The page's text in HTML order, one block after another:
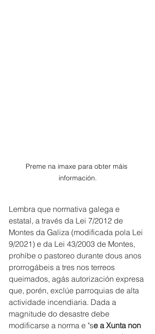
Preme na imaxe para obter máis
información.
Lembra que normativa galega e
estatal, a través da Lei 7/2012 de
Montes da Galiza (modificada pola Lei
9/2021) e da Lei 43/2003 de Montes,
prohíbe o pastoreo durante dous anos
prorrogábeis a tres nos terreos
queimados, agás autorización expresa
que, porén, exclúe parroquias de alta
actividade incendiaria. Dada a
magnitude do desastre debe
modificarse a norma e "se a Xunta non